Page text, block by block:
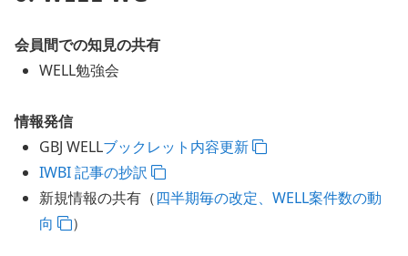
会員間での知見の共有
WELL勉強会
情報発信
GBJ WELLブックレット内容更新
IWBI 記事の抄訳
新規情報の共有（四半期毎の改定、WELL案件数の動
向
）